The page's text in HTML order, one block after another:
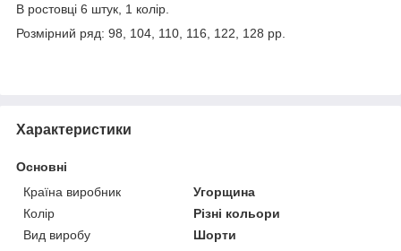
В ростовці 6 штук, 1 колір.
Розмірний ряд: 98, 104, 110, 116, 122, 128 рр.
Характеристики
Основні
Країна виробник
Угорщина
Колір
Різні кольори
Вид виробу
Шорти